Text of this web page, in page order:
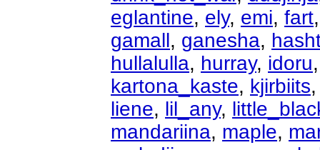
eglantine, ely, emi, fart
gamall, ganesha,
hullalulla, hurray, idoru
kartona_kaste, kjirbiits
liene, lil_any,
mandariina, maple,